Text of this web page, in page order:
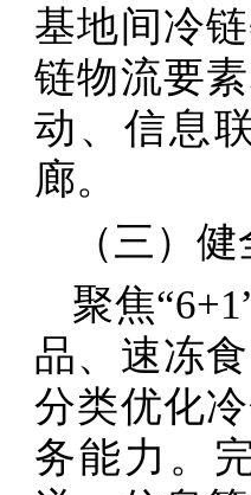
基地间冷
链物流要
动、信息
廊。
（三）
聚焦
品、速冻
分类优化
务能力。